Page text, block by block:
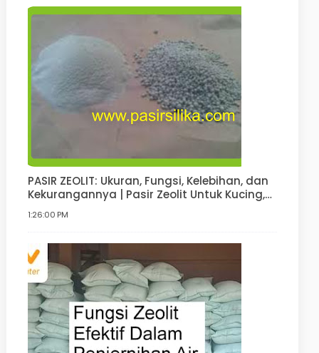
PASIR ZEOLIT: Ukuran, Fungsi, Kelebihan, dan
Kekurangannya | Pasir Zeolit Untuk Kucing,
1:26:00 PM